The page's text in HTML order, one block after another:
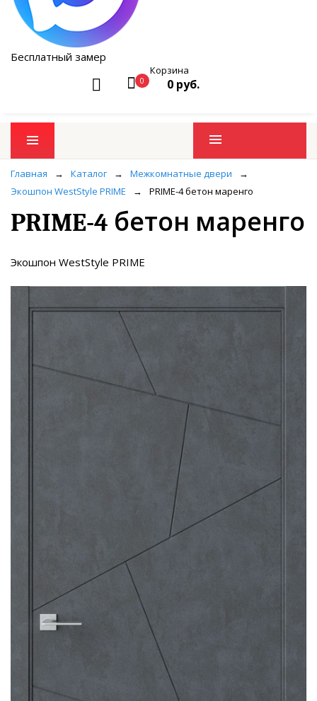
Бесплатный замер
0
Корзина
0 руб.
Промо товары
Главная → Каталог → Межкомнатные двери
→
Экошпон WestStyle PRIME
→ PRIME-4 бетон маренго
PRIME-4 бетон маренго
Экошпон WestStyle PRIME